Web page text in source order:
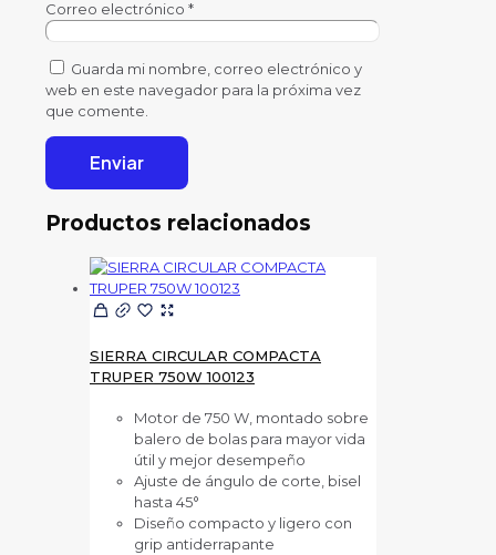
Correo electrónico *
Guarda mi nombre, correo electrónico y
web en este navegador para la próxima vez
que comente.
Productos relacionados
SIERRA CIRCULAR COMPACTA
TRUPER 750W 100123
Motor de 750 W, montado sobre
balero de bolas para mayor vida
útil y mejor desempeño
Ajuste de ángulo de corte, bisel
hasta 45°
Diseño compacto y ligero con
grip antiderrapante